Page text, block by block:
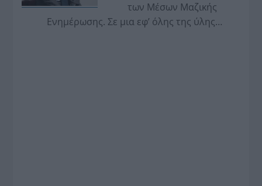
των Μέσων Μαζικής
Ενημέρωσης. Σε μια εφ’ όλης της ύλης